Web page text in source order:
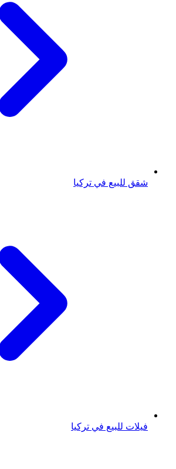
شقق للبيع في تركيا
فيلات للبيع في تركيا